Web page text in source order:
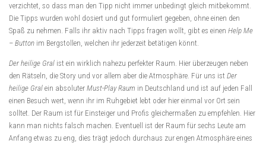
verzichtet, so dass man den Tipp nicht immer unbedingt gleich mitbekommt.
Die Tipps wurden wohl dosiert und gut formuliert gegeben, ohne einen den
Spaß zu nehmen. Falls ihr aktiv nach Tipps fragen wollt, gibt es einen Help Me
– Button im Bergstollen, welchen ihr jederzeit betätigen könnt.
Der heilige Gral ist ein wirklich nahezu perfekter Raum. Hier überzeugen neben
den Rätseln, die Story und vor allem aber die Atmosphäre. Für uns ist Der
heilige Gral ein absoluter Must-Play Raum in Deutschland und ist auf jeden Fall
einen Besuch wert, wenn ihr im Ruhgebiet lebt oder hier einmal vor Ort sein
solltet. Der Raum ist für Einsteiger und Profis gleichermaßen zu empfehlen. Hier
kann man nichts falsch machen. Eventuell ist der Raum für sechs Leute am
Anfang etwas zu eng, dies trägt jedoch durchaus zur engen Atmosphäre eines